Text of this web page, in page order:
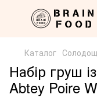
Каталог
Набір груш
Abtey Poire